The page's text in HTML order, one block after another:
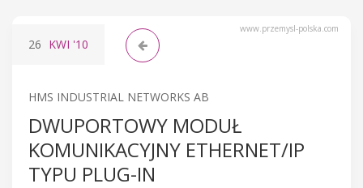
www.przemysl-polska.com
26 KWI '10
HMS INDUSTRIAL NETWORKS AB
DWUPORTOWY MODUŁ
KOMUNIKACYJNY ETHERNET/IP
TYPU PLUG-IN